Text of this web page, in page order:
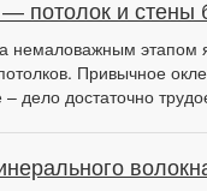
потолок и стены
немаловажным этапом
Привычное
дело достаточно